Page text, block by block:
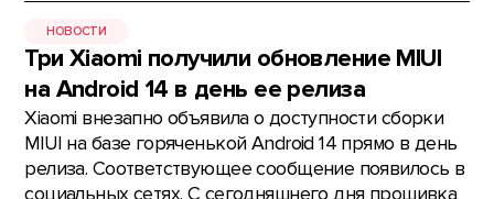
НОВОСТИ
Три Xiaomi получили обновление MIUI
на Android 14 в день ее релиза
Xiaomi внезапно объявила о доступности сборки
MIUI на базе горяченькой Android 14 прямо в день
релиза. Соответствующее сообщение появилось в